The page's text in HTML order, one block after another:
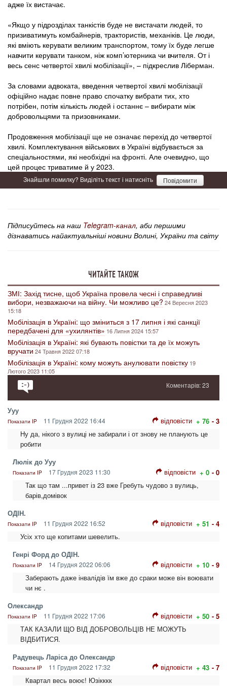
адже їх вистачає.
«Якщо у підрозділах танкістів буде не вистачати людей, то
призиватимуть комбайнерів, трактористів, механіків. Це люди,
які вміють керувати великим транспортом, тому їх буде легше
навчити керувати танком, ніж комп’ютерника чи вчителя. От і
весь сенс четвертої хвилі мобілізації», – підкреслив Ліберман.
За словами адвоката, введення четвертої хвилі мобілізації
офіційно надає повне право спочатку вибрати тих, хто
потрібен, потім кількість людей і останнє – вибирати між
добровольцями та призовниками.
Продовження мобілізації ще не означає перехід до четвертої
хвилі. Комплектування військових в Україні відбувається за
спеціальностями, які необхідні на фронті. Але очевидно, що
цей процес триватиме й у 2023.
Знайшли помилку? Виділіть текст і натисніть Повідомити
Підписуйтесь на наш Telegram-канал, аби першими
дізнаватись найактуальніші новини Волині, України та світу
ЧИТАЙТЕ ТАКОЖ
ЗМІ: Захід тисне, щоб Україна провела чесні і справедливі
вибори, незважаючи на війну. Чи можливо це?24 Вересня 2023
15:18
Мобілізація в Україні: що зміниться з 17 липня і які санкції
передбачені для «ухилянтів» 16 Липня 2024 15:57
Мобілізація в Україні: які бувають повістки та де їх можуть
вручати24 Травня 2022 07:18
Мобілізація в Україні: кому можуть анулювати повістку 19
Лютого 2023 11:05
Коментарів: 23
Ууу
Показати IP 11 Грудня 2022 16:44 відповісти + 76 - 3
Ну да, нікого з вулиці не забирали і от знову не планують це
робити
Люлік до Ууу
Показати IP 17 Грудня 2023 11:30 відповісти + 0 - 0
Так що там ...привет із 23 вже Гребуть чудово з вулиць,
барів,домівок
ОДІН.
Показати IP 11 Грудня 2022 16:52 відповісти + 51 - 4
Усіх хто ще копитами шевелить.
Генрі Форд до ОДІН.
Показати IP 14 Грудня 2022 06:06 відповісти + 10 - 9
Заберають даже інвалідів їм вже до сраки може він воювати
чи нє .
Олександр
Показати IP 11 Грудня 2022 17:06 відповісти + 50 - 5
ТАК КАЗАЛИ ЩО ВІД ДОБРОВОЛЬЦІВ НЕ МОЖУТЬ
ВІДБИТИСЯ.
Радувець Ларіса до Олександр
Показати IP 11 Грудня 2022 17:32 відповісти + 43 - 7
Квартал весь воює! Юзікккк